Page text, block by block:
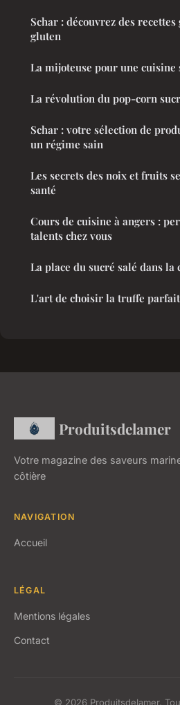
Schar : découvrez des
gluten
La mijoteuse pour une
La révolution du pop-corn
Schar : votre sélection de
un régime sain
Les secrets des noix et fruits
santé
Cours de cuisine à angers :
talents chez vous
La place du sucré salé dans la
L'art de choisir la truffe
Produitsdelamer
Votre magazine des saveurs
côtière
NAVIGATION
Accueil
LÉGAL
Mentions légales
Contact
© 2026 Produitsdelamer.